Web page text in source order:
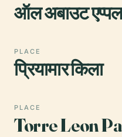
ऑल अबाउट
PLACE
प्रियामार किला
PLACE
Torre Leon